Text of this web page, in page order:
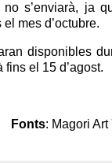
s’enviarà, ja
mes d’octubre.
disponibles
fins el 15 d’agost.
Fonts: Magori Art